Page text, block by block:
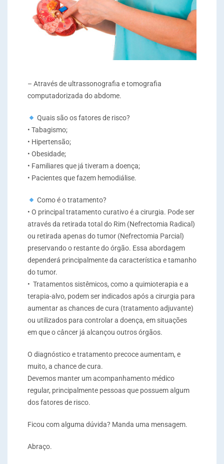
– Através de ultrassonografia e tomografia
computadorizada do abdome.
Quais são os fatores de risco?
• Tabagismo;
• Hipertensão;
• Obesidade;
• Familiares que já tiveram a doença;
• Pacientes que fazem hemodiálise.
Como é o tratamento?
• O principal tratamento curativo é a cirurgia. Pode ser
através da retirada total do Rim (Nefrectomia Radical)
ou retirada apenas do tumor (Nefrectomia Parcial)
preservando o restante do órgão. Essa abordagem
dependerá principalmente da característica e tamanho
do tumor.
• Tratamentos sistêmicos, como a quimioterapia e a
terapia-alvo, podem ser indicados após a cirurgia para
aumentar as chances de cura (tratamento adjuvante)
ou utilizados para controlar a doença, em situações
em que o câncer já alcançou outros órgãos.
O diagnóstico e tratamento precoce aumentam, e
muito, a chance de cura.
Devemos manter um acompanhamento médico
regular, principalmente pessoas que possuem algum
dos fatores de risco.
Ficou com alguma dúvida? Manda uma mensagem.
Abraço.